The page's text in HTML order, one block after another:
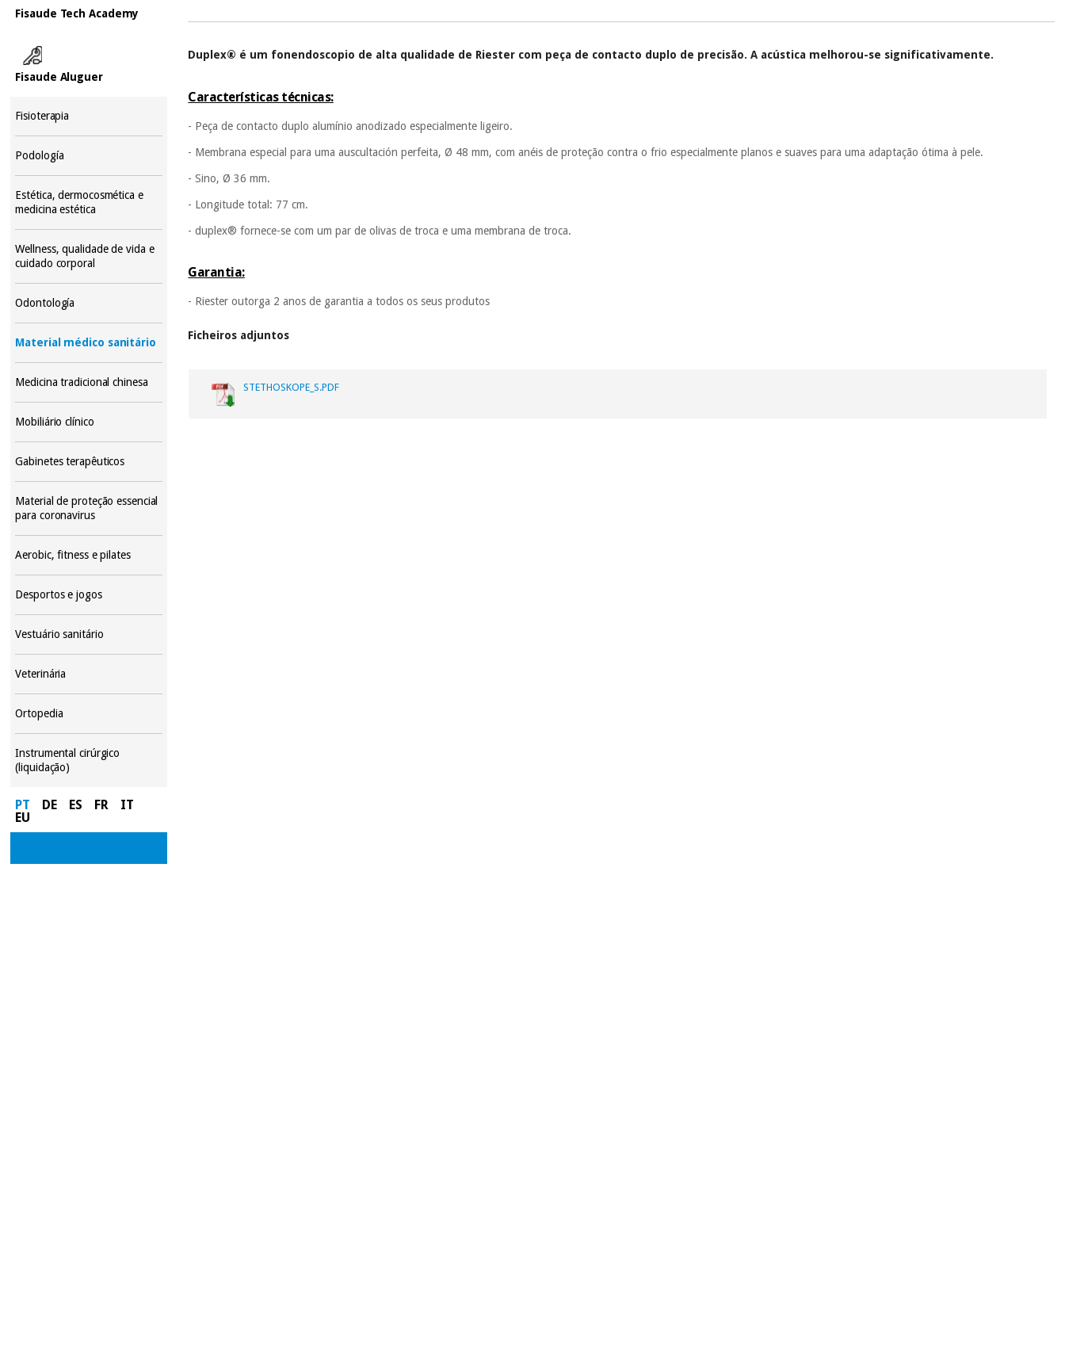
Fisaude Tech Academy
Fisaude Aluguer
Fisioterapia
Podología
Estética, dermocosmética e
medicina estética
Wellness, qualidade de vida e
cuidado corporal
Odontología
Material médico sanitário
Medicina tradicional chinesa
Mobiliário clínico
Gabinetes terapêuticos
Material de proteção essencial
para coronavirus
Aerobic, fitness e pilates
Desportos e jogos
Vestuário sanitário
Veterinária
Ortopedia
Instrumental cirúrgico
(liquidação)
PT DE ES FR
IT
EU
prestações serão cobradas no mesmo dia de cada mês.
sem penalizações ou truques.
Duplex® é um fonendoscopio de alta qualidade de Riester com peça de contacto duplo de precisão. A acústica melhorou-se significativamente.
Características técnicas:
- Peça de contacto duplo alumínio anodizado especialmente ligeiro.
- Membrana especial para uma auscultación perfeita, Ø 48 mm, com anéis de proteção contra o frio especialmente planos e suaves para uma adaptação ótima à pele.
- Sino, Ø 36 mm.
- Longitude total: 77 cm.
- duplex® fornece-se com um par de olivas de troca e uma membrana de troca.
Garantia:
- Riester outorga 2 anos de garantia a todos os seus produtos
Ficheiros adjuntos
STETHOSKOPE_S.PDF